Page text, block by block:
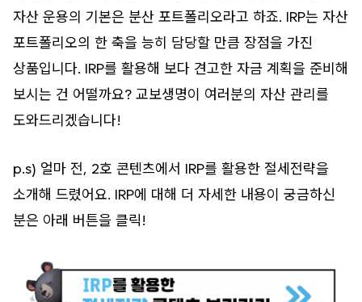
자산 운용의 기본은 분산 포트폴리오라고 하죠. IRP는 자산
포트폴리오의 한 축을 능히 담당할 만큼 장점을 가진
상품입니다. IRP를 활용해 보다 견고한 자금 계획을 준비해
보시는 건 어떨까요? 교보생명이 여러분의 자산 관리를
도와드리겠습니다!
p.s) 얼마 전, 2호 콘텐츠에서 IRP를 활용한 절세전략을
소개해 드렸어요. IRP에 대해 더 자세한 내용이 궁금하신
분은 아래 버튼을 클릭!